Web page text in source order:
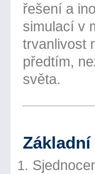
řešení a
simulací v
trvanlivost
předtím,
světa.